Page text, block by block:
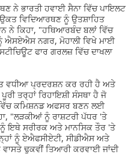
ਨੇ ਭਾਰਤੀ ਹਵਾਈ ਸੈਨਾ ਵਿੱਚ ਪਾਇਲਟ
ਵਿਦਿਆਰਥਣ ਨੂੰ ਉਤਸ਼ਾਹਿਤ
ਨੇ ਕਿਹਾ, "ਹਥਿਆਰਬੰਦ ਬਲਾਂ ਵਿੱਚ
ਐਸਏਐਸ ਨਗਰ, ਮੋਹਾਲੀ ਵਿਖੇ ਮਾਈ
ਫਾਰ ਗਰਲਜ਼ ਵਿੱਚ ਦਾਖਲਾ
ਵਧੀਆ ਪ੍ਰਦਰਸ਼ਨ ਕਰ ਰਹੀ ਹੈ ਅਤੇ
ਤਰ੍ਹਾਂ ਰਿਹਾਇਸ਼ੀ ਸੰਸਥਾ ਹੈ ਜੋ
ਕਮਿਸ਼ਨਡ ਅਫਸਰ ਬਣਨ ਲਈ
"ਲੜਕੀਆਂ ਨੂੰ ਰਾਸ਼ਟਰੀ ਪੱਧਰ 'ਤੇ
ਇਥੇ ਸਰੀਰਕ ਅਤੇ ਮਾਨਸਿਕ ਤੌਰ 'ਤੇ
ਨੂੰ ਏਐਫਸੀਏਟੀ, ਸੀਡੀਐਸ ਅਤੇ
ਢੁਕਵੀਂ ਤਿਆਰੀ ਕਰਵਾਈ ਜਾਂਦੀ